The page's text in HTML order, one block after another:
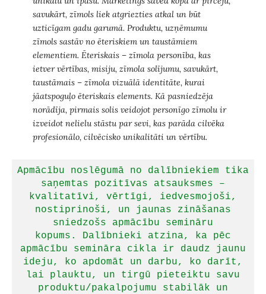
savukārt, zīmols liek atgriezties atkal un būt
uzticīgam gadu garumā. Produktu, uzņēmumu
zīmols sastāv no ēteriskiem un taustāmiem
elementiem. Ēteriskais – zīmola personība, kas
ietver vērtības, misiju, zīmola solījumu, savukārt,
taustāmais – zīmola vizuālā identitāte, kurai
jāatspoguļo ēteriskais elements. Kā pasniedzēja
norādīja, pirmais solis veidojot personīgo zīmolu ir
izveidot nelielu stāstu par sevi, kas parāda cilvēka
profesionālo, cilvēcisko unikalitāti un vērtību.
Apmācību noslēgumā no dalībniekiem tika
saņemtas pozitīvas atsauksmes –
kvalitatīvi, vērtīgi, iedvesmojoši,
nostiprinoši, un jaunas zināšanas
sniedzošs apmācību semināru
kopums. Dalībnieki atzina, ka pēc
apmācību semināra cikla ir daudz jaunu
ideju, ko apdomāt un darbu, ko darīt,
lai plauktu, un tirgū pieteiktu savu
produktu/pakalpojumu stabilāk un